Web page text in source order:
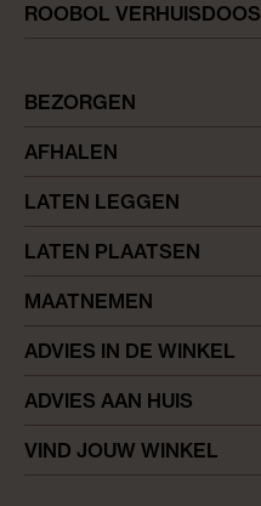
ROOBOL VERHUISDOOS
BEZORGEN
AFHALEN
LATEN LEGGEN
LATEN PLAATSEN
MAATNEMEN
ADVIES IN DE WINKEL
ADVIES AAN HUIS
VIND JOUW WINKEL